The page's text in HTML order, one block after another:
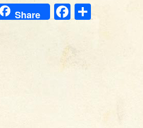
Share Facebook